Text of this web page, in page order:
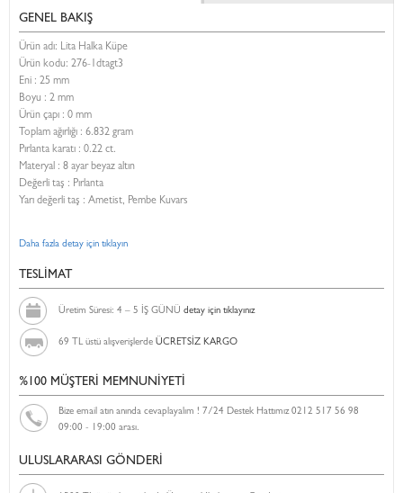
GENEL BAKIŞ
Ürün adı: Lita Halka Küpe
Ürün kodu: 276-1dtagt3
Eni : 25 mm
Boyu : 2 mm
Ürün çapı : 0 mm
Toplam ağırlığı : 6.832 gram
Pırlanta karatı : 0.22 ct.
Materyal : 8 ayar beyaz altın
Değerli taş : Pırlanta
Yarı değerli taş : Ametist, Pembe Kuvars
Daha fazla detay için tıklayın
TESLİMAT
Üretim Süresi: 4 – 5 İŞ GÜNÜ detay için tıklayınız
69 TL üstü alışverişlerde ÜCRETSİZ KARGO
%100 MÜŞTERİ MEMNUNİYETİ
Bize email atın anında cevaplayalım ! 7/24 Destek Hattımız 0212 517 56 98
09:00 - 19:00 arası.
ULUSLARARASI GÖNDERİ